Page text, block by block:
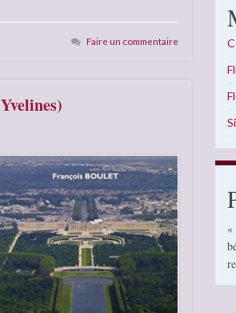
Faire un commentaire